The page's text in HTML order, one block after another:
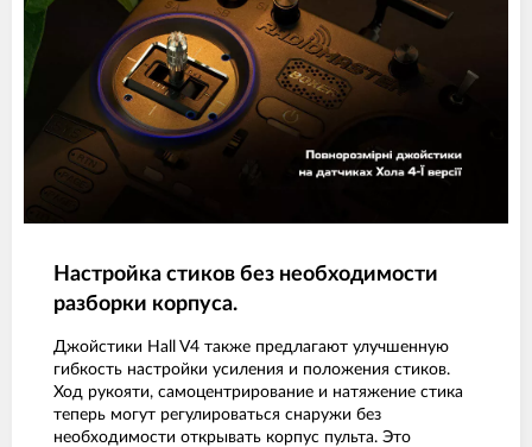
Настройка стиков без необходимости
разборки корпуса.
Джойстики Hall V4 также предлагают улучшенную
гибкость настройки усиления и положения стиков.
Ход рукояти, самоцентрирование и натяжение стика
теперь могут регулироваться снаружи без
необходимости открывать корпус пульта. Это